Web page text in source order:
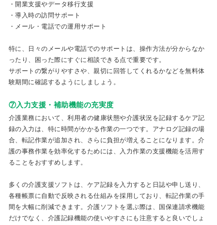
・開業支援やデータ移行支援
・導入時の訪問サポート
・メール・電話での運用サポート
特に、日々のメールや電話でのサポートは、操作方法が分からなか
ったり、困った際にすぐに相談できる点で重要です。
サポートの繋がりやすさや、親切に回答してくれるかなどを無料体
験期間に確認するようにしましょう。
⑦入力支援・補助機能の充実度
介護業務において、利用者の健康状態や介護状況を記録するケア記
録の入力は、特に時間がかかる作業の一つです。アナログ記録の場
合、転記作業が追加され、さらに負担が増えることになります。介
護の事務作業を効率化するためには、入力作業の支援機能を活用す
ることをおすすめします。
多くの介護支援ソフトは、ケア記録を入力すると日誌や申し送り、
各種帳票に自動で反映される仕組みを採用しており、転記作業の手
間を大幅に削減できます。介護ソフトを選ぶ際は、国保連請求機能
だけでなく、介護記録機能の使いやすさにも注意すると良いでしょ